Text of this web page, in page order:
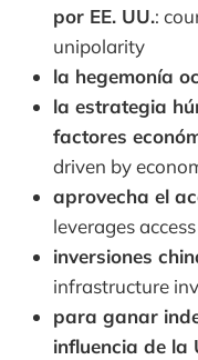
por EE. UU.:
unipolarity
la hegemonía
la estrategia
factores
driven by
aprovecha el
leverages
inversiones
infrastructure
para ganar
influencia de la